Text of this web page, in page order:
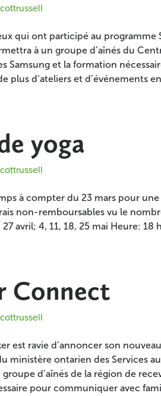
qui ont participé au programme
à un groupe d’aînés du
Samsung et la formation
plus d’ateliers et d’événements
yoga
à compter du 23 mars pour
non-remboursables vu le
27 avril; 4, 11, 18, 25 mai Heure:
Connect
est ravie d’annoncer son
ministère ontarien des Services
d’aînés de la région de
pour communiquer avec